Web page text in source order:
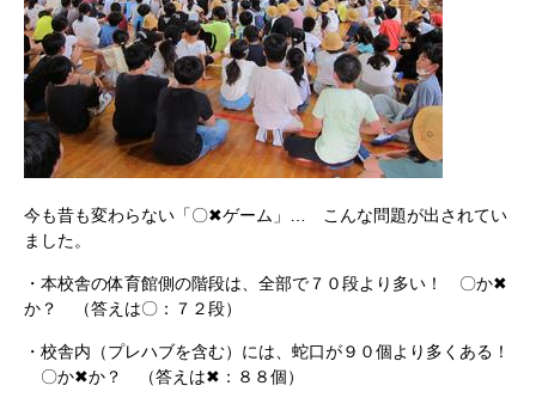
今も昔も変わらない「〇✖ゲーム」… こんな問題が出されてい
ました。
・本校舎の体育館側の階段は、全部で７０段より多い！ 〇か✖
か？ （答えは〇：７２段）
・校舎内（プレハブを含む）には、蛇口が９０個より多くある！
〇か✖か？ （答えは✖：８８個）